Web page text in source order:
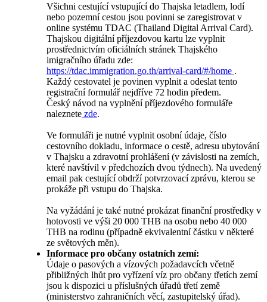
Všichni cestující vstupující do Thajska letadlem, lodí
nebo pozemní cestou jsou povinni se zaregistrovat v
online systému TDAC (Thailand Digital Arrival Card).
Thajskou digitální příjezdovou kartu lze vyplnit
prostřednictvím oficiálních stránek Thajského
imigračního úřadu zde:
https://tdac.immigration.go.th/arrival-card/#/home .
Každý cestovatel je povinen vyplnit a odeslat tento
registrační formulář nejdříve 72 hodin předem.
Český návod na vyplnění příjezdového formuláře
naleznete zde.
Ve formuláři je nutné vyplnit osobní údaje, číslo
cestovního dokladu, informace o cestě, adresu ubytování
v Thajsku a zdravotní prohlášení (v závislosti na zemích,
které navštívil v předchozích dvou týdnech). Na uvedený
email pak cestující obdrží potvrzovací zprávu, kterou se
prokáže při vstupu do Thajska.
Na vyžádání je také nutné prokázat finanční prostředky v
hotovosti ve výši 20 000 THB na osobu nebo 40 000
THB na rodinu (případně ekvivalentní částku v některé
ze světových měn).
Informace pro občany ostatních zemí:
Údaje o pasových a vízových požadavcích včetně
přibližných lhůt pro vyřízení víz pro občany třetích zemí
jsou k dispozici u příslušných úřadů třetí země
(ministerstvo zahraničních věcí, zastupitelský úřad).